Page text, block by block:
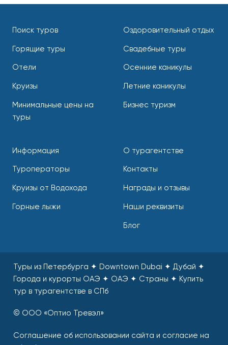
Поиск туров
Горящие туры
Отели
Круизы
Минимальные цены на
туры
Оздоровительный отдых
Свадебные туры
Осенние каникулы
Летние каникулы
Бизнес туризм
Информация
Туроператоры
Круизы от Водохода
Горные лыжи
О турагентстве
Контакты
Награды и отзывы
Наши реквизиты
Блог
Туры из Петербурга ✦ Downtown Dubai ✦ Дубай ✦
Города и курорты ОАЭ ✦ ОАЭ ✦ Страны ✦ Купить
тур в турагентстве в СПб
© ООО «Оптио Тревэл»
Соглашение об использовании сайта и согласие на